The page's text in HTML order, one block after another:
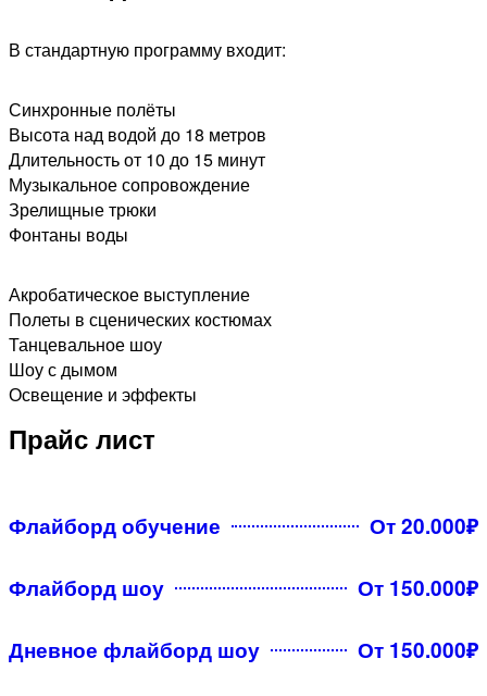
В стандартную программу входит:
Синхронные полёты
Высота над водой до 18 метров
Длительность от 10 до 15 минут
Музыкальное сопровождение
Зрелищные трюки
Фонтаны воды​
Акробатическое выступление
Полеты в сценических костюмах
Танцевальное шоу
Шоу с дымом
Освещение и эффекты
Прайс лист
Флайборд обучение От 20.000₽
Флайборд шоу От 150.000₽
Дневное флайборд шоу От 150.000₽